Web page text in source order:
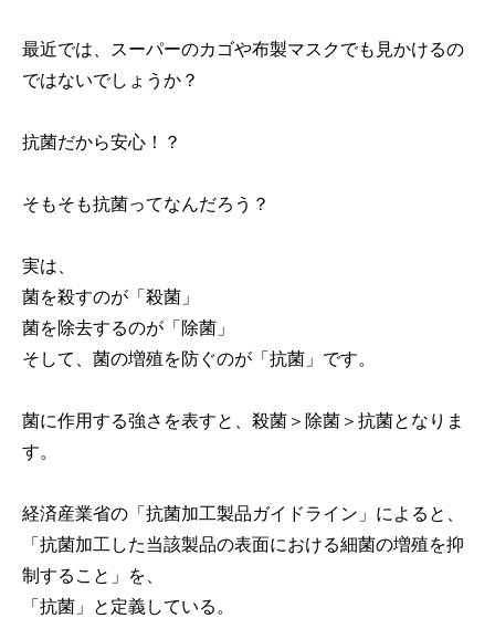
最近では、スーパーのカゴや布製マスクでも見かけるの
ではないでしょうか？
抗菌だから安心！？
そもそも抗菌ってなんだろう？
実は、
菌を殺すのが「殺菌」
菌を除去するのが「除菌」
そして、菌の増殖を防ぐのが「抗菌」です。
菌に作用する強さを表すと、殺菌＞除菌＞抗菌となりま
す。
経済産業省の「抗菌加工製品ガイドライン」によると、
「抗菌加工した当該製品の表面における細菌の増殖を抑
制すること」を、
「抗菌」と定義している。